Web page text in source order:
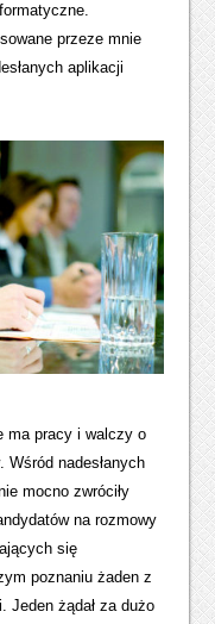
przeze mnie
aplikacji
ma pracy i walczy o
Wśród nadesłanych
mocno zwróciły
na rozmowy
się
poznaniu żaden z
Jeden żądał za dużo